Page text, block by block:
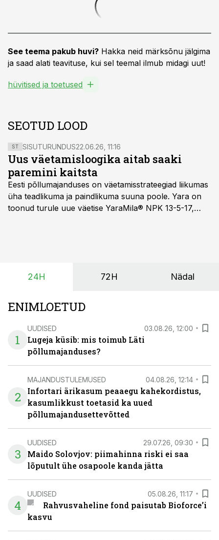
See teema pakub huvi? Hakka neid märksõnu jälgima
ja saad alati teavituse, kui sel teemal ilmub midagi uut!
hüvitised ja toetused
SEOTUD LOOD
ST SISUTURUNDUS22.06.26, 11:16
Uus väetamisloogika aitab saaki
paremini kaitsta
Eesti põllumajanduses on väetamisstrateegiad liikumas
üha teadlikuma ja paindlikuma suuna poole. Yara on
toonud turule uue väetise YaraMila® NPK 13-5-17,
24H 72H Nädal
ENIMLOETUD
1
UUDISED 03.08.26, 12:00
Lugeja küsib: mis toimub Läti
põllumajanduses?
2
MAJANDUSTULEMUSED 04.08.26, 12:14
Infortari ärikasum peaaegu kahekordistus,
kasumlikkust toetasid ka uued
põllumajandusettevõtted
3
UUDISED 29.07.26, 09:30
Maido Solovjov: piimahinna riski ei saa
lõputult ühe osapoole kanda jätta
4
UUDISED 05.08.26, 11:17
Rahvusvaheline fond paisutab Bioforce’i
kasvu